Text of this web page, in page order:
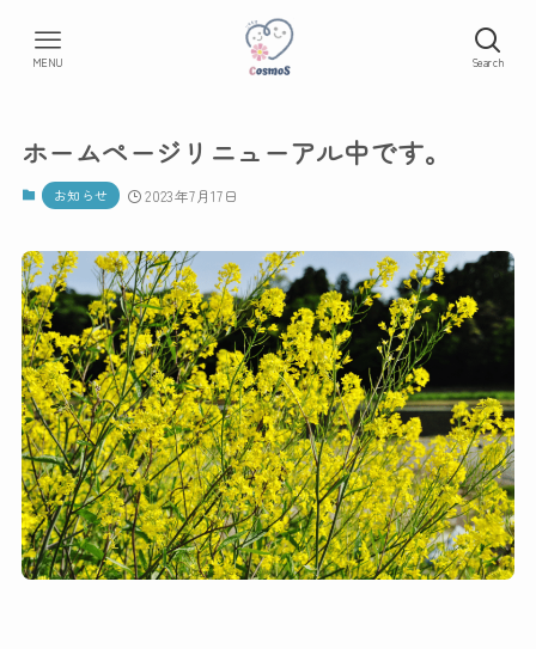
Search
MENU
ホームページリニューアル中です。
お知らせ 2023年7月17日